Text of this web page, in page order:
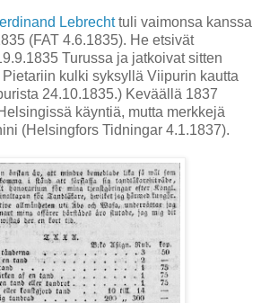
Lebrechttuli vaimonsa kanssa
(FAT 4.6.1835). He etsivät
Turussa ja jatkoivat sitten
kulki syksyllä Viipurin kautta
24.10.1835.) Keväällä 1837
käyntiä, mutta merkkejä
(Helsingfors Tidningar 4.1.1837).